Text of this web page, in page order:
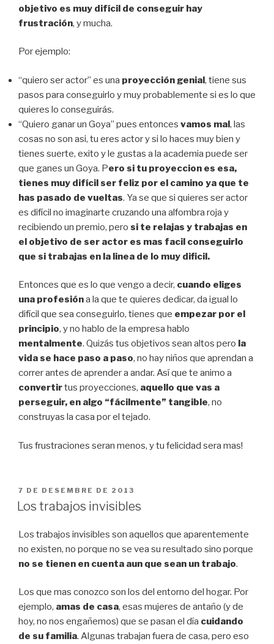
objetivo es muy difícil de conseguir hay
frustración, y mucha.
Por ejemplo:
“quiero ser actor” es una proyección genial, tiene sus
pasos para conseguirlo y muy probablemente si es lo que
quieres lo conseguirás.
“Quiero ganar un Goya” pues entonces vamos mal, las
cosas no son asi, tu eres actor y si lo haces muy bien y
tienes suerte, exito y le gustas a la academia puede ser
que ganes un Goya. Pero si tu proyeccion es esa,
tienes muy difícil ser feliz por el camino ya que te
has pasado de vueltas. Ya se que si quieres ser actor
es difícil no imaginarte cruzando una alfombra roja y
recibiendo un premio, pero si te relajas y trabajas en
el objetivo de ser actor es mas facil conseguirlo
que si trabajas en la linea de lo muy dificil.
Entonces que es lo que vengo a decir, cuando eliges
una profesióna la que te quieres dedicar, da igual lo
difícil que sea conseguirlo, tienes que empezar por el
principio, y no hablo de la empresa hablo
mentalmente. Quizás tus objetivos sean altos pero la
vida se hace paso a paso, no hay niños que aprendan a
correr antes de aprender a andar. Así que te animo a
convertirtus proyecciones, aquello que vas a
perseguir, en algo “fácilmente” tangible, no
construyas la casa por el tejado.
Tus frustraciones seran menos, y tu felicidad sera mas!
PUBLICAT
A
7 DE DESEMBRE DE 2013
Los trabajos invisibles
Los trabajos invisibles son aquellos que aparentemente
no existen, no porque no se vea su resultado sino porque
no se tienen en cuenta aun que sean un trabajo.
Los que mas conozco son los del entorno del hogar. Por
ejemplo, amas de casa, esas mujeres de antaño (y de
hoy, no nos engañemos) que se pasan el día cuidando
de su familia. Algunas trabajan fuera de casa, pero eso